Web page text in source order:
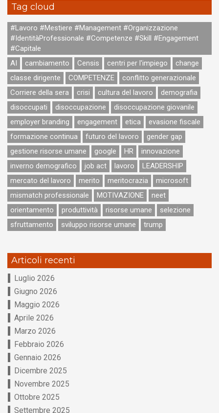
Tag cloud
#Lavoro #Mestiere #Management #Organizzazione
#IdentitàProfessionale #Competenze #Skill #Engagement
#Capitale
AI
cambiamento Censis centri per l'impiego
change
classe dirigente
COMPETENZE
conflitto generazionale
Corriere della sera
crisi cultura del lavoro
demografia
disoccupati
disoccupazione
disoccupazione giovanile
employer branding
engagement etica
evasione fiscale
formazione continua
futuro del lavoro
gender gap
gestione risorse umane
google HR
innovazione
inverno demografico
job act lavoro
LEADERSHIP
mercato del lavoro
merito meritocrazia
microsoft
mismatch professionale
MOTIVAZIONE
neet
orientamento
produttività risorse umane
selezione
sfruttamento
sviluppo risorse umane trump
Articoli recenti
Luglio 2026
Giugno 2026
Maggio 2026
Aprile 2026
Marzo 2026
Febbraio 2026
Gennaio 2026
Dicembre 2025
Novembre 2025
Ottobre 2025
Settembre 2025